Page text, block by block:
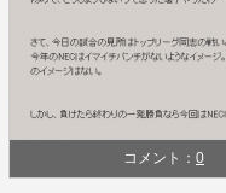
コメント： 0